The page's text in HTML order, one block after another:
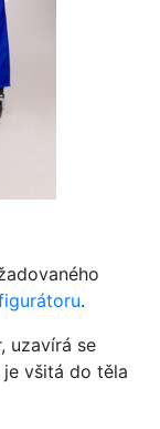
.
uzavírá se
všitá do těla